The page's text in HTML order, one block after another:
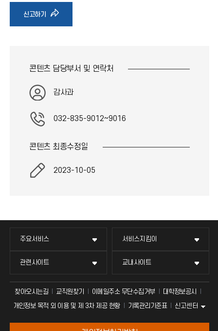
신고하기 바
가
콘텐츠 담당부서 및 연락처
감사과
032-835-9012~9016
콘텐츠 최종수정일
2023-10-05
주요서비스 서비스지킴이
관련사이트 교내사이트
찾아오시는길 교직원찾기 이메일주소 무단수집거부
대학정보공시
개인정보 목적 외 이용 및 제 3차 제공 현황
기록관리기준표 신고센터